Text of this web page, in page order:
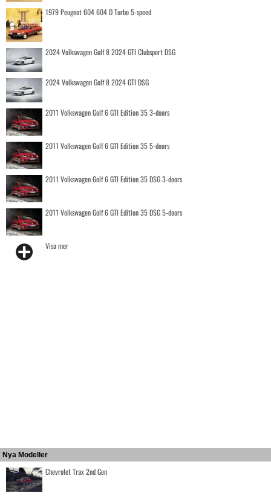
1979 Peugeot 604 604 D Turbo 5-speed
2024 Volkswagen Golf 8 2024 GTI Clubsport DSG
2024 Volkswagen Golf 8 2024 GTI DSG
2011 Volkswagen Golf 6 GTI Edition 35 3-doors
2011 Volkswagen Golf 6 GTI Edition 35 5-doors
2011 Volkswagen Golf 6 GTI Edition 35 DSG 3-doors
2011 Volkswagen Golf 6 GTI Edition 35 DSG 5-doors
Visa mer
Nya Modeller
Chevrolet Trax 2nd Gen